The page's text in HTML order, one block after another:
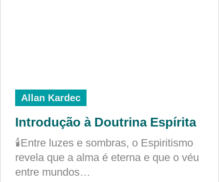
Allan Kardec
Introdução à Doutrina Espírita
🕯️Entre luzes e sombras, o Espiritismo
revela que a alma é eterna e que o véu
entre mundos…